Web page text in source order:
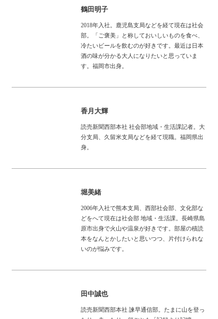
鶴田明子
2018年入社。鹿児島支局などを経て現在は社会
部。「ご褒美」と称しておいしいものを食べ、
冷たいビールを飲むのが好きです。最近は日本
酒の味が分かる大人になりたいと思っていま
す。福岡市出身。
香月大輝
読売新聞西部本社 社会部地域・生活課記者。大
分支局、久留米支局などを経て現職。福岡県出
身。
堀美緒
2006年入社で熊本支局、西部社会部、文化部な
どをへて現在は社会部 地域・生活課。長崎県島
原市出身で火山や温泉が好きです。部屋の積読
本をなんとかしたいと思いつつ、片付けられな
いのが悩みです。
田中誠也
読売新聞西部本社 諫早通信部。たまに山を登っ